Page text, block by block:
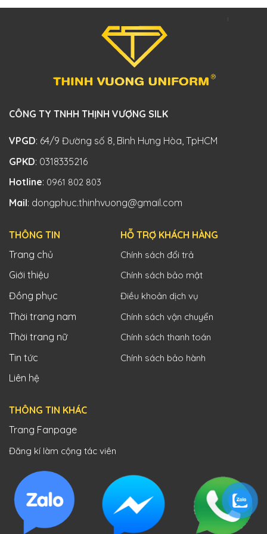
CÔNG TY TNHH THỊNH VƯỢNG SILK
VPGD: 64/9 Đường số 8, Bình Hưng Hòa, TpHCM
GPKD: 0318335216
Hotline: 0961 802 803
Mail: dongphuc.thinhvuong@gmail.com
THÔNG TIN
Trang chủ
Giới thiệu
Đồng phục
Thời trang nam
Thời trang nữ
Tin tức
Liên hệ
HỖ TRỢ KHÁCH HÀNG
Chính sách đổi trả
Chính sách bảo mật
Điều khoản dịch vụ
Chính sách vận chuyển
Chính sách thanh toán
Chính sách bảo hành
THÔNG TIN KHÁC
Trang Fanpage
Đăng kí làm cộng tác viên